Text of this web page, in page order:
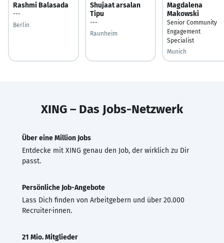
Rashmi Balasada
---
Berlin
Shujaat arsalan
Tipu
---
Raunheim
Magdalena
Makowski
Senior Community
Engagement
Specialist
Munich
XING – Das Jobs-Netzwerk
Über eine Million Jobs
Entdecke mit XING genau den Job, der wirklich zu Dir
passt.
Persönliche Job-Angebote
Lass Dich finden von Arbeitgebern und über 20.000
Recruiter·innen.
21 Mio. Mitglieder